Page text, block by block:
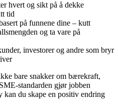
hvert og sikt på å dekke
tid
på funnene dine – kutt
og ta vare på
investorer og andre som bryr
bare snakker om bærekraft,
standarden gjør jobben
kan du skape en positiv endring